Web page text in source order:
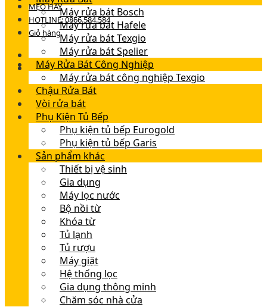
MẸO HAY
HOTLINE: 0866.584.584
Giỏ hàng
Máy rửa bát Bosch
Máy rửa bát Hafele
Máy rửa bát Texgio
Máy rửa bát Spelier
Máy Rửa Bát Công Nghiệp
Máy rửa bát công nghiệp Texgio
Chậu Rửa Bát
Vòi rửa bát
Phụ Kiện Tủ Bếp
Phụ kiện tủ bếp Eurogold
Phụ kiện tủ bếp Garis
Sản phẩm khác
Thiết bị vệ sinh
Gia dụng
Máy lọc nước
Bộ nồi từ
Khóa từ
Tủ lạnh
Tủ rượu
Máy giặt
Hệ thống lọc
Gia dụng thông minh
Chăm sóc nhà cửa